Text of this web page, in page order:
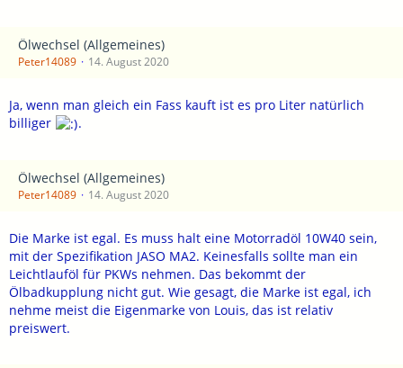
Ölwechsel (Allgemeines)
Peter14089 14. August 2020
Ja, wenn man gleich ein Fass kauft ist es pro Liter natürlich
billiger
.
Ölwechsel (Allgemeines)
Peter14089 14. August 2020
Die Marke ist egal. Es muss halt eine Motorradöl 10W40 sein,
mit der Spezifikation JASO MA2. Keinesfalls sollte man ein
Leichtlauföl für PKWs nehmen. Das bekommt der
Ölbadkupplung nicht gut. Wie gesagt, die Marke ist egal, ich
nehme meist die Eigenmarke von Louis, das ist relativ
preiswert.